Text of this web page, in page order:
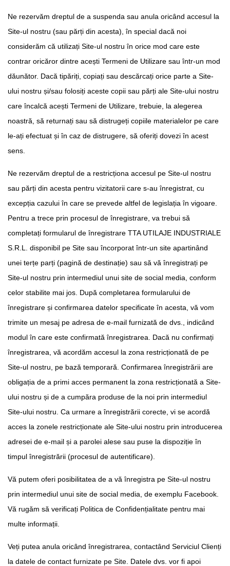
Ne rezervăm dreptul de a suspenda sau anula oricând accesul la
Site-ul nostru (sau părți din acesta), în special dacă noi
considerăm că utilizați Site-ul nostru în orice mod care este
contrar oricăror dintre acești Termeni de Utilizare sau într-un mod
dăunător. Dacă tipăriți, copiați sau descărcați orice parte a Site-
ului nostru și/sau folosiți aceste copii sau părți ale Site-ului nostru
care încalcă acești Termeni de Utilizare, trebuie, la alegerea
noastră, să returnați sau să distrugeți copiile materialelor pe care
le-ați efectuat și în caz de distrugere, să oferiți dovezi în acest
sens.
Ne rezervăm dreptul de a restricționa accesul pe Site-ul nostru
sau părți din acesta pentru vizitatorii care s-au înregistrat, cu
excepția cazului în care se prevede altfel de legislația în vigoare.
Pentru a trece prin procesul de înregistrare, va trebui să
completați formularul de înregistrare TTA UTILAJE INDUSTRIALE
S.R.L. disponibil pe Site sau încorporat într-un site apartinând
unei terțe parți (pagină de destinație) sau să vă înregistrați pe
Site-ul nostru prin intermediul unui site de social media, conform
celor stabilite mai jos. După completarea formularului de
înregistrare și confirmarea datelor specificate în acesta, vă vom
trimite un mesaj pe adresa de e-mail furnizată de dvs., indicând
modul în care este confirmată înregistrarea. Dacă nu confirmați
înregistrarea, vă acordăm accesul la zona restricționată de pe
Site-ul nostru, pe bază temporară. Confirmarea înregistrării are
obligația de a primi acces permanent la zona restricționată a Site-
ului nostru și de a cumpăra produse de la noi prin intermediul
Site-ului nostru. Ca urmare a înregistrării corecte, vi se acordă
acces la zonele restricționate ale Site-ului nostru prin introducerea
adresei de e-mail și a parolei alese sau puse la dispoziție în
timpul înregistrării (procesul de autentificare).
Vă putem oferi posibilitatea de a vă înregistra pe Site-ul nostru
prin intermediul unui site de social media, de exemplu Facebook.
Vă rugăm să verificați Politica de Confidențialitate pentru mai
multe informații.
Veți putea anula oricând înregistrarea, contactând Serviciul Clienți
la datele de contact furnizate pe Site. Datele dvs. vor fi apoi